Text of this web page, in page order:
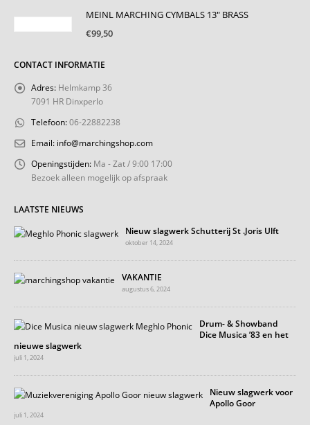
MEINL MARCHING CYMBALS 13" BRASS
€99,50
CONTACT INFORMATIE
Adres: Helmkamp 36
7091 HR Dinxperlo
Telefoon:06-22882238
Email: info@marchingshop.com
Openingstijden: Ma - Zat / 9:00 17:00
Bezoek alleen mogelijk op afspraak
LAATSTE NIEUWS
Nieuw slagwerk Schutterij St .Joris Ulft
oktober 14, 2024
VAKANTIE
augustus 6, 2024
Drum- & Showband
Dice Musica ’83 en het
nieuwe slagwerk
juli 1, 2024
Nieuw slagwerk voor
Apollo Goor
juli 1, 2024